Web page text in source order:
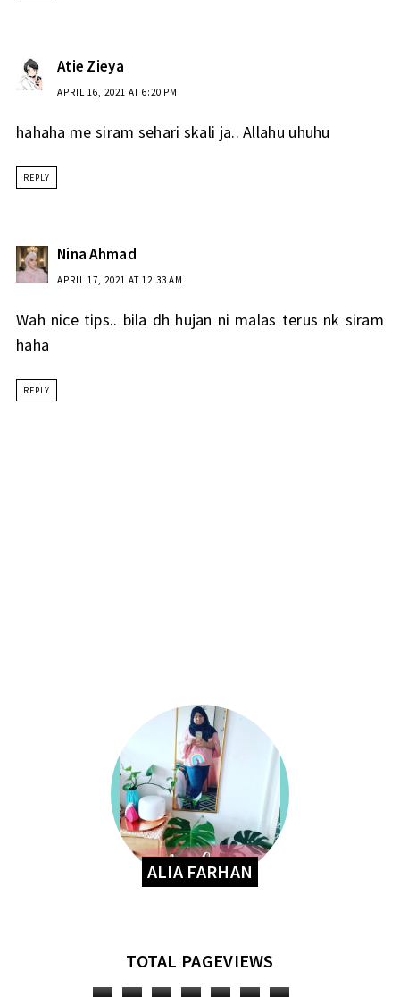
Atie Zieya
APRIL 16, 2021 AT 6:20 PM
hahaha me siram sehari skali ja.. Allahu uhuhu
REPLY
Nina Ahmad
APRIL 17, 2021 AT 12:33 AM
Wah nice tips.. bila dh hujan ni malas terus nk siram
haha
REPLY
ALIA FARHAN
TOTAL PAGEVIEWS